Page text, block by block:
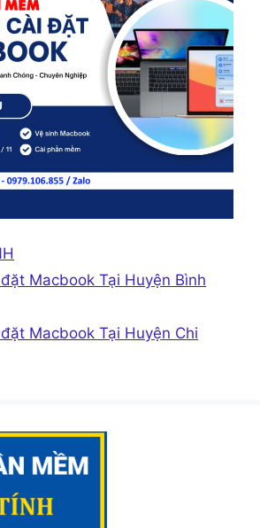
Macbook Tại Huyện Bình
Macbook Tại Huyện Chi